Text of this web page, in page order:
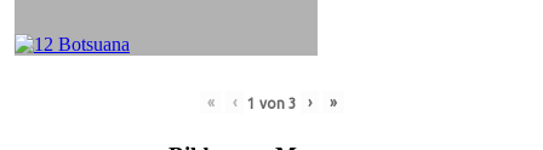
« ‹ 1 von 3 › »